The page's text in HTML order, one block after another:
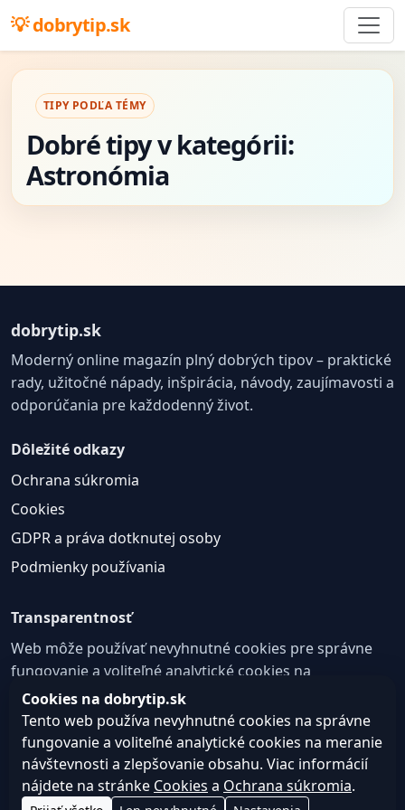
dobrytip.sk
TIPY PODĽA TÉMY
Dobré tipy v kategórii:
Astronómia
dobrytip.sk
Moderný online magazín plný dobrých tipov – praktické
rady, užitočné nápady, inšpirácia, návody, zaujímavosti a
odporúčania pre každodenný život.
Dôležité odkazy
Ochrana súkromia
Cookies
GDPR a práva dotknutej osoby
Podmienky používania
Transparentnosť
Web môže používať nevyhnutné cookies pre správne
fungovanie a voliteľné analytické cookies na
zlepšovanie obsahu a používateľskej skúsenosti.
Nastavenie cookies
© 2026 dobrytip.sk
Cookies na dobrytip.sk
Tento web používa nevyhnutné cookies na správne
fungovanie a voliteľné analytické cookies na meranie
návštevnosti a zlepšovanie obsahu. Viac informácií
nájdete na stránke Cookies a Ochrana súkromia.